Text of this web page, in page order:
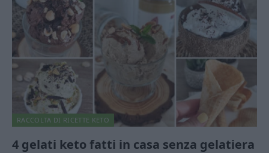
RACCOLTA DI RICETTE KETO
4 gelati keto fatti in casa senza gelatiera